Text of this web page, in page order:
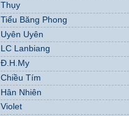
Thụy
Tiểu Băng Phong
Uyên Uyên
LC Lanbiang
Đ.H.My
Chiều Tím
Hân Nhiên
Violet